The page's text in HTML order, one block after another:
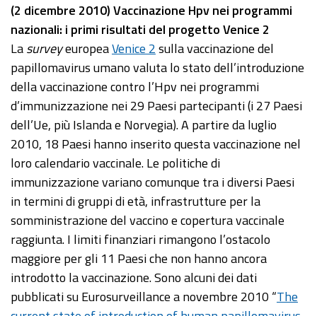
(2 dicembre 2010) Vaccinazione Hpv nei programmi
nazionali: i primi risultati del progetto Venice 2
LasurveyeuropeaVenice 2sulla vaccinazione del
papillomavirus umano valuta lo stato dell’introduzione
della vaccinazione contro l’Hpv nei programmi
d’immunizzazione nei 29 Paesi partecipanti (i 27 Paesi
dell’Ue, più Islanda e Norvegia). A partire da luglio
2010, 18 Paesi hanno inserito questa vaccinazione nel
loro calendario vaccinale. Le politiche di
immunizzazione variano comunque tra i diversi Paesi
in termini di gruppi di età, infrastrutture per la
somministrazione del vaccino e copertura vaccinale
raggiunta. I limiti finanziari rimangono l’ostacolo
maggiore per gli 11 Paesi che non hanno ancora
introdotto la vaccinazione. Sono alcuni dei dati
pubblicati su Eurosurveillance a novembre 2010 “The